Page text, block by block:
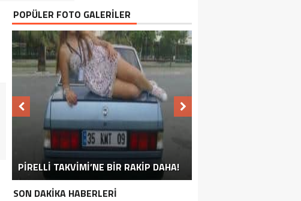
POPÜLER FOTO GALERİLER
PİRELLİ TAKVİMİ’NE BİR RAKİP DAHA!
EN İYİ ‘KURBAN BAYRAMI’ CAPSLERİ!
BUNU SÖYLEMEYEN ESNAF GÖRDÜNÜZ
MÜ?
FOTOĞRAFLARLA HIZAN
FOTOĞRAFLARLA BITLIS
FOTOĞRAFLARLA TATVAN
FOTOĞRAFLARLA GÜROYMAK
FOTOĞRAFLARLA AHLAT
FOTOĞRAFLARLA ADILCEVAZ
FOTOĞRAFLARLA MUTKI
SON DAKİKA HABERLERİ